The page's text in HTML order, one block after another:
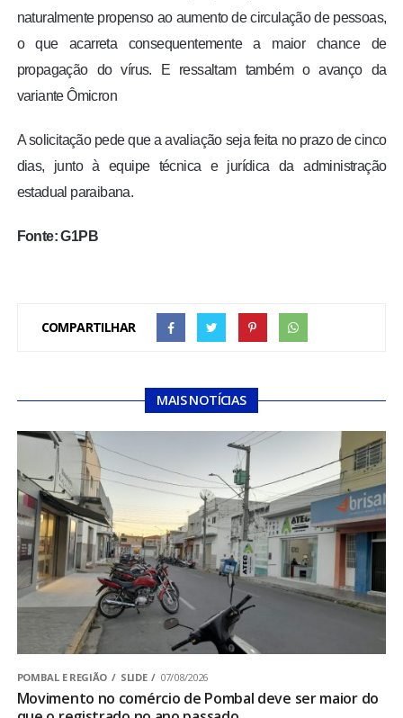
naturalmente propenso ao aumento de circulação de pessoas,
o que acarreta consequentemente a maior chance de
propagação do vírus. E ressaltam também o avanço da
variante Ômicron
A solicitação pede que a avaliação seja feita no prazo de cinco
dias, junto à equipe técnica e jurídica da administração
estadual paraibana.
Fonte: G1PB
COMPARTILHAR
MAIS NOTÍCIAS
POMBAL E REGIÃO SLIDE 07/08/2026
Movimento no comércio de Pombal deve ser maior do